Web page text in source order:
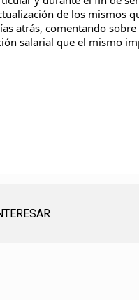
de los mismos
atrás, comentando sobre
salarial que el mismo